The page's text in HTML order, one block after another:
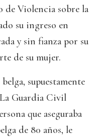
Violencia sobre la
su ingreso en
y sin fianza por su
de su mujer.
supuestamente
La Guardia Civil
que aseguraba
de 80 años, le